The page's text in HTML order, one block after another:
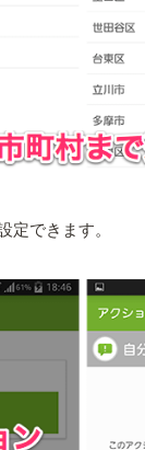
定できます。